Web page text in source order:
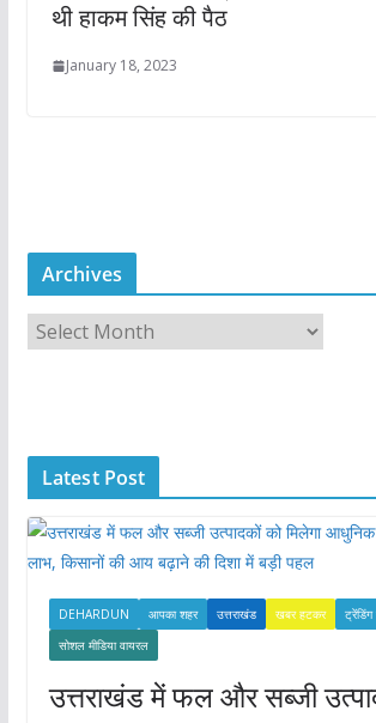
थी हाकम सिंह की पैठ
January 18, 2023
Archives
r
e
s
Latest Post
DEHARDUN आपका शहर उत्तराखंड खबर हटकर
सोशल मीडिया वायरल
उत्तराखंड में फल और सब्जी